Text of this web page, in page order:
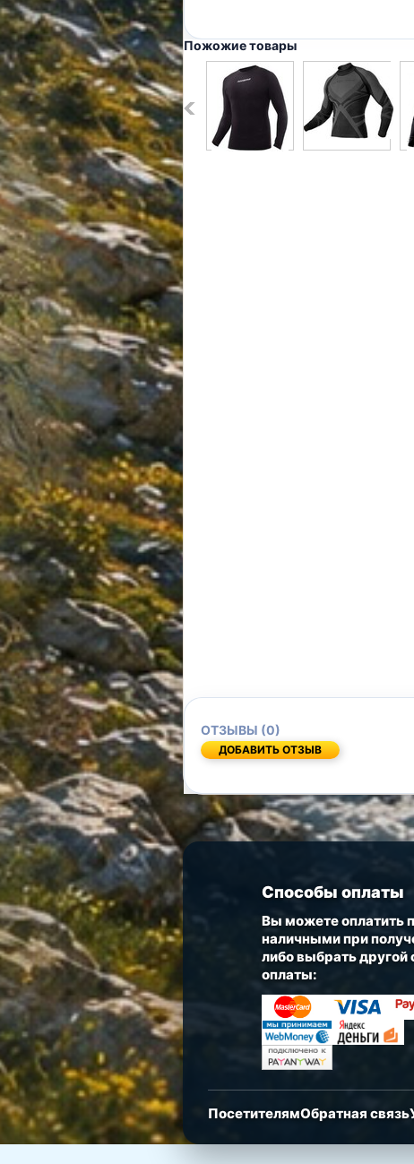
Пожожие товары
ОТЗЫВЫ (0)
ДОБАВИТЬ ОТЗЫВ
Способы оплаты
Вы можете оплатить
наличными при
либо выбрать другой
оплаты:
ПосетителямОбратная связь